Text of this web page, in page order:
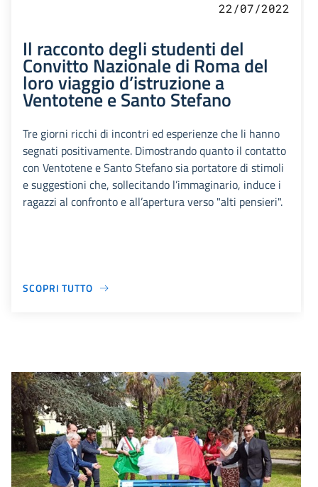
22/07/2022
Il racconto degli studenti del
Convitto Nazionale di Roma del
loro viaggio d’istruzione a
Ventotene e Santo Stefano
Tre giorni ricchi di incontri ed esperienze che li hanno
segnati positivamente. Dimostrando quanto il contatto
con Ventotene e Santo Stefano sia portatore di stimoli
e suggestioni che, sollecitando l’immaginario, induce i
ragazzi al confronto e all’apertura verso "alti pensieri".
SCOPRI TUTTO